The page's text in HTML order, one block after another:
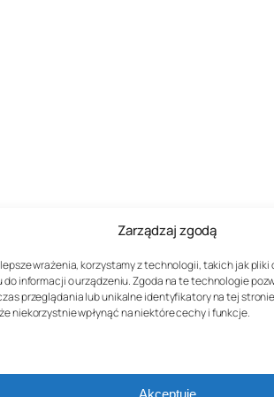
Zarządzaj zgodą
wrażenia, korzystamy z technologii, takich jak
informacji o urządzeniu. Zgoda na te technologie
przeglądania lub unikalne identyfikatory na tej
niekorzystnie wpłynąć na niektóre cechy i funkcje.
Akceptuję